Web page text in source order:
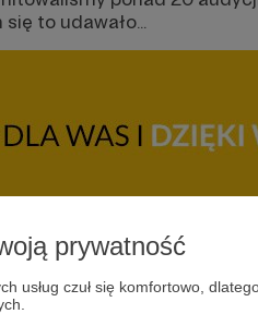
prywatność
usług czuł się komfortowo,
to udawało...
Posłuchaj ostatniej,